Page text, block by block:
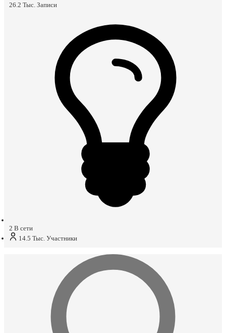
26.2 Тыс. Записи
2 В сети
14.5 Тыс. Участники